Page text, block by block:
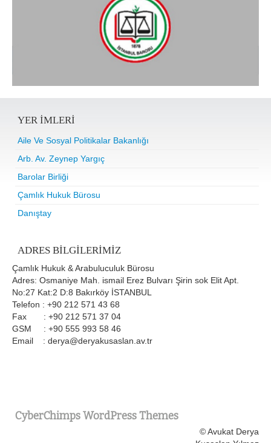
YER IMLERI
Aile Ve Sosyal Politikalar Bakanlığı
Arb. Av. Zeynep Yargıç
Barolar Birliği
Çamlık Hukuk Bürosu
Danıştay
ADRES BILGILERIMIZ
Çamlık Hukuk & Arabuluculuk Bürosu
Adres: Osmaniye Mah. ismail Erez Bulvarı Şirin sok Elit Apt.
No:27 Kat:2 D:8 Bakırköy İSTANBUL
Telefon : +90 212 571 43 68
Fax : +90 212 571 37 04
GSM : +90 555 993 58 46
Email : derya@deryakusaslan.av.tr
CyberChimps WordPress Themes
© Avukat Derya